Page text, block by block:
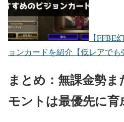
【FFBE
ョンカードを紹介【低レアでも
まとめ：無課金勢
モントは最優先に育